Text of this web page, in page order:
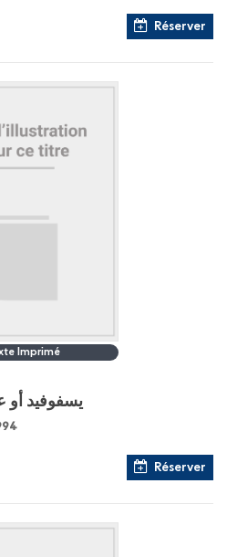
Réserver
Imprimé
يسفوفيد أو
Réserver